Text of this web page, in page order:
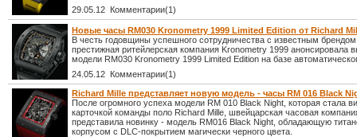
29.05.12 Комментарии(1)
Новые часы RM030 Kronometry 1999 Limited Edition от Richard
В честь годовщины успешного сотрудничества с известным
престижная ритейлерская компания Kronometry 1999 анонсировала
модели RM030 Kronometry 1999 Limited Edition на базе
24.05.12 Комментарии(1)
Richard Mille представляет новую модель - часы RM 016 Black
После огромного успеха модели RM 010 Black Night, которая стала
карточкой команды поло Richard Mille, швейцарская часовая
представила новинку - модель RM016 Black Night, обладающую
корпусом с DLC-покрытием магически черного цвета.